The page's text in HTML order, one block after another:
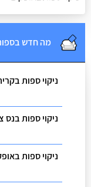
מה חדש
ניקוי ספות
ניקוי ספות בנס
ניקוי ספות